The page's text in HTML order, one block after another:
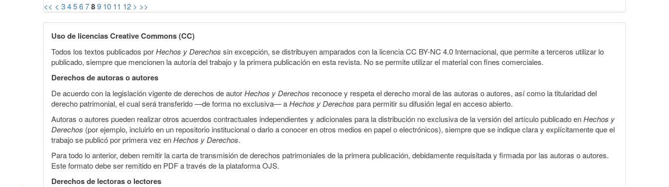
<< < 3456789 10 11 12 > >>
Uso de licencias Creative Commons (CC)
Todos los textos publicados porHechos y Derechos sin excepción, se distribuyen amparados con la licencia CC BY-NC 4.0 Internacional, que permite a terceros utilizar lo
publicado, siempre que mencionen la autoría del trabajo y la primera publicación en esta revista. No se permite utilizar el material con fines comerciales.
Derechos de autoras o autores
De acuerdo con la legislación vigente de derechos de autorHechos y Derechos reconoce y respeta el derecho moral de las autoras o autores, así como la titularidad del
derecho patrimonial, el cual será transferido —de forma no exclusiva— aHechos y Derechos para permitir su difusión legal en acceso abierto.
Autoras o autores pueden realizar otros acuerdos contractuales independientes y adicionales para la distribución no exclusiva de la versión del artículo publicado enHechos y
Derechos (por ejemplo, incluirlo en un repositorio institucional o darlo a conocer en otros medios en papel o electrónicos), siempre que se indique clara y explícitamente que el
trabajo se publicó por primera vez enHechos y Derechos.
Para todo lo anterior, deben remitir la carta de transmisión de derechos patrimoniales de la primera publicación, debidamente requisitada y firmada por las autoras o autores.
Este formato debe ser remitido en PDF a través de la plataforma OJS.
Derechos de lectoras o lectores